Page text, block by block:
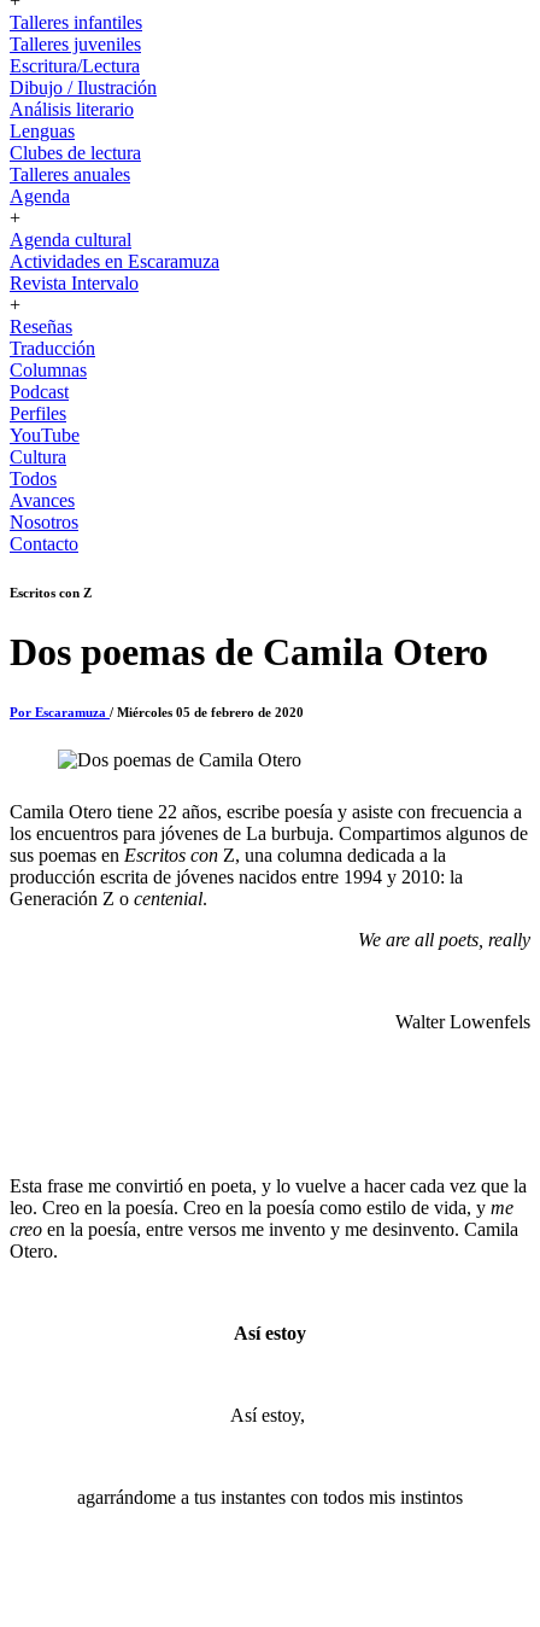
Talleres infantiles
Talleres juveniles
Escritura/Lectura
Dibujo / Ilustración
Análisis literario
Lenguas
Clubes de lectura
Talleres anuales
Agenda
+
Agenda cultural
Actividades en Escaramuza
Revista Intervalo
+
Reseñas
Traducción
Columnas
Podcast
Perfiles
YouTube
Cultura
Todos
Avances
Nosotros
Contacto
Escritos con Z
Dos poemas de Camila Otero
Por Escaramuza / Miércoles 05 de febrero de 2020
Camila Otero tiene 22 años, escribe poesía y asiste con frecuencia a
los encuentros para jóvenes de La burbuja. Compartimos algunos de
sus poemas en Escritos con Z, una columna dedicada a la
producción escrita de jóvenes nacidos entre 1994 y 2010: la
Generación Z o centenial.
We are all poets, really
Walter Lowenfels
Esta frase me convirtió en poeta, y lo vuelve a hacer cada vez que la
leo. Creo en la poesía. Creo en la poesía como estilo de vida, y me
creo en la poesía, entre versos me invento y me desinvento. Camila
Otero.
Así estoy
Así estoy,
agarrándome a tus instantes con todos mis instintos